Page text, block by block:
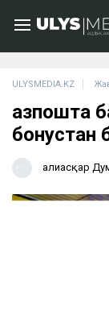
ULYSMEDIA.KZ
бонустан
Ғалиасқар